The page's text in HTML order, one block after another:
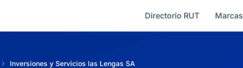
Directorio RUT Marcas
Inversiones y Servicios las Lengas SA